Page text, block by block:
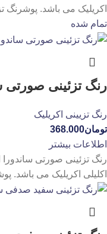
اکریلیک می باشد. پوشرنگ
تمام شده
رنگ تزئینی صورتی ساندورا
رنگ تزیینی اکریلیک
تومان368.000
اطلاعات بیشتر
رنگ تزئینی صورتی
اکلیلی اکریلیک می باشد.